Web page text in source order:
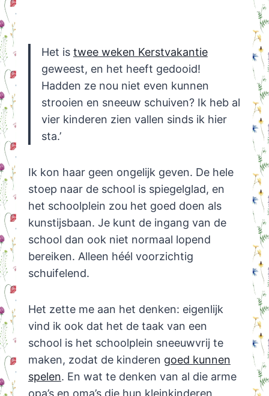
Het is twee weken Kerstvakantie
geweest, en het heeft gedooid!
Hadden ze nou niet even kunnen
strooien en sneeuw schuiven? Ik heb al
vier kinderen zien vallen sinds ik hier
sta.’
Ik kon haar geen ongelijk geven. De hele
stoep naar de school is spiegelglad, en
het schoolplein zou het goed doen als
kunstijsbaan. Je kunt de ingang van de
school dan ook niet normaal lopend
bereiken. Alleen héél voorzichtig
schuifelend.
Het zette me aan het denken: eigenlijk
vind ik ook dat het de taak van een
school is het schoolplein sneeuwvrij te
maken, zodat de kinderen goed kunnen
spelen. En wat te denken van al die arme